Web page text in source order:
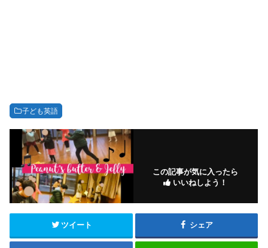
子ども英語
この記事が気に入ったら
いいねしよう！
ツイート シェア